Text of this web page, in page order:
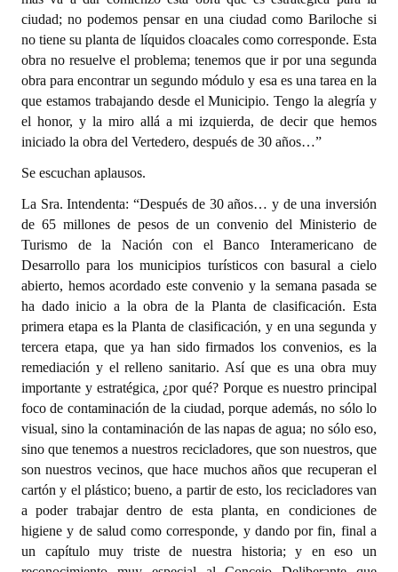
ciudad; no podemos pensar en una ciudad como Bariloche si
no tiene su planta de líquidos cloacales como corresponde. Esta
obra no resuelve el problema; tenemos que ir por una segunda
obra para encontrar un segundo módulo y esa es una tarea en la
que estamos trabajando desde el Municipio. Tengo la alegría y
el honor, y la miro allá a mi izquierda, de decir que hemos
iniciado la obra del Vertedero, después de 30 años…”
Se escuchan aplausos.
La Sra. Intendenta: “Después de 30 años… y de una inversión
de 65 millones de pesos de un convenio del Ministerio de
Turismo de la Nación con el Banco Interamericano de
Desarrollo para los municipios turísticos con basural a cielo
abierto, hemos acordado este convenio y la semana pasada se
ha dado inicio a la obra de la Planta de clasificación. Esta
primera etapa es la Planta de clasificación, y en una segunda y
tercera etapa, que ya han sido firmados los convenios, es la
remediación y el relleno sanitario. Así que es una obra muy
importante y estratégica, ¿por qué? Porque es nuestro principal
foco de contaminación de la ciudad, porque además, no sólo lo
visual, sino la contaminación de las napas de agua; no sólo eso,
sino que tenemos a nuestros recicladores, que son nuestros, que
son nuestros vecinos, que hace muchos años que recuperan el
cartón y el plástico; bueno, a partir de esto, los recicladores van
a poder trabajar dentro de esta planta, en condiciones de
higiene y de salud como corresponde, y dando por fin, final a
un capítulo muy triste de nuestra historia; y en eso un